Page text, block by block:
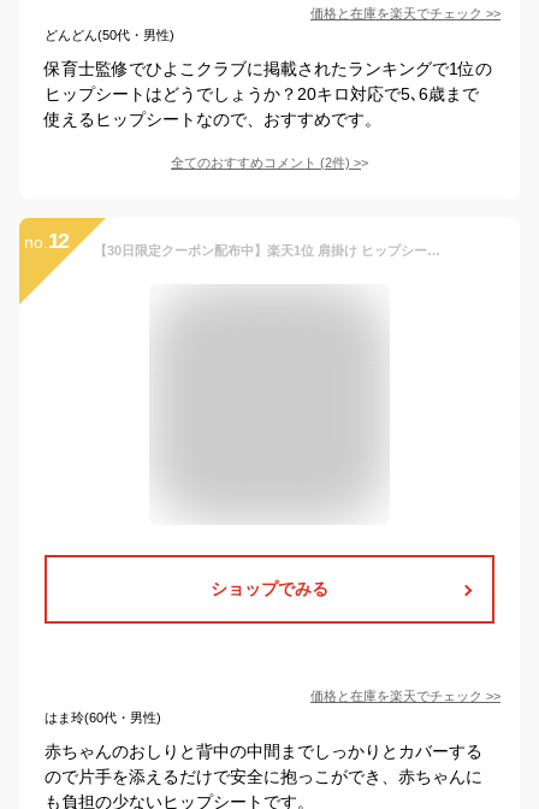
価格と在庫を楽天でチェック >>
どんどん(50代・男性)
保育士監修でひよこクラブに掲載されたランキングで1位の
ヒップシートはどうでしょうか？20キロ対応で5､6歳まで
使えるヒップシートなので、おすすめです。
全てのおすすめコメント (2件) >
no. 12 【30日限定クーポン配布中】楽天1位 肩掛け ヒップシート 軽量230g コンパクト 6-48ヶ月 20kgまで Konny コニー ベビー 赤ちゃん 抱っこ紐 抱っこひも だっこ ベビーキャリア スリング ベビースリング セカンド抱っこひも セカンド抱っこ紐
ショップでみる
価格と在庫を楽天でチェック >>
はま玲(60代・男性)
赤ちゃんのおしりと背中の中間までしっかりとカバーする
ので片手を添えるだけで安全に抱っこができ、赤ちゃんに
も負担の少ないヒップシートです。